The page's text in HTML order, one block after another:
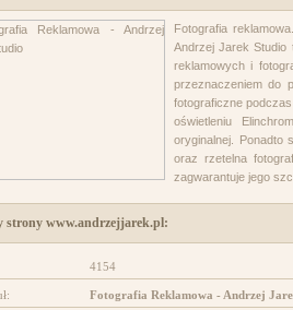
stron www
Fotografia
Andrzej Jarek Studio
reklamowych i
przeznaczeniem do
fotograficzne
oświetleniu
oryginalnej. Ponadto
oraz rzetelna
zagwarantuje jego
strony www.andrzejjarek.pl:
4154
Fotografia Reklamowa - Andrzej